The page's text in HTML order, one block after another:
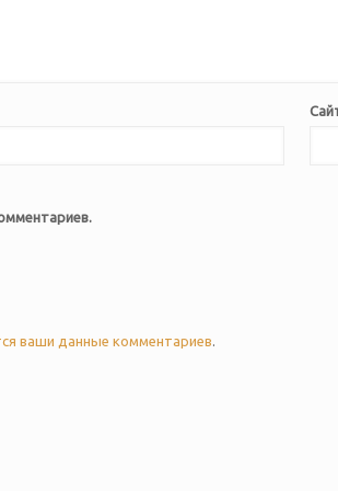
ваши данные комментариев.